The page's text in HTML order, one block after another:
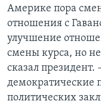
Америке пора
отношения с
улучшение
смены курса, но
сказал президент.
демократические
политических